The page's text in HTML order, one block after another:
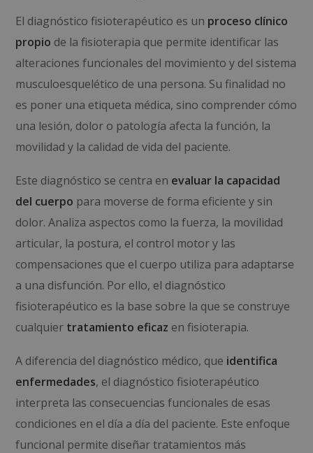
El diagnóstico fisioterapéutico es un proceso clínico
propio de la fisioterapia que permite identificar las
alteraciones funcionales del movimiento y del sistema
musculoesquelético de una persona. Su finalidad no
es poner una etiqueta médica, sino comprender cómo
una lesión, dolor o patología afecta la función, la
movilidad y la calidad de vida del paciente.
Este diagnóstico se centra en evaluar la capacidad
del cuerpo para moverse de forma eficiente y sin
dolor. Analiza aspectos como la fuerza, la movilidad
articular, la postura, el control motor y las
compensaciones que el cuerpo utiliza para adaptarse
a una disfunción. Por ello, el diagnóstico
fisioterapéutico es la base sobre la que se construye
cualquier tratamiento eficaz en fisioterapia.
A diferencia del diagnóstico médico, que identifica
enfermedades, el diagnóstico fisioterapéutico
interpreta las consecuencias funcionales de esas
condiciones en el día a día del paciente. Este enfoque
funcional permite diseñar tratamientos más